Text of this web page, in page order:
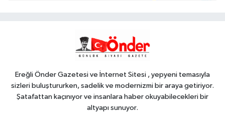
15:32İzmir'de özel okullarda zorlu
kayıt dönemi! Teşvikler kalktı, veli
Ereğli Önder Gazetesi ve İnternet Sitesi , yepyeni temasıyla
sizleri buluştururken, sadelik ve modernizmi bir araya getiriyor.
Şatafattan kaçınıyor ve insanlara haber okuyabilecekleri bir
altyapı sunuyor.